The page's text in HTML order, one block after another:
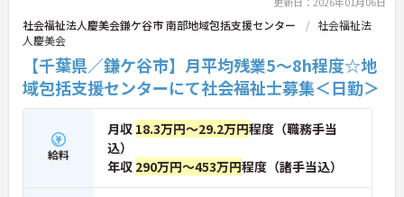
社会福祉法人慶美会鎌ケ谷市 南部地域包括支援センター
社会福祉法
人慶美会
【千葉県／鎌ケ谷市】月平均残業5～8h程度☆地
域包括支援センターにて社会福祉士募集＜日勤＞
給料
月収 18.3万円～29.2万円程度（職務手当
込）
年収 290万円～453万円程度（諸手当込）